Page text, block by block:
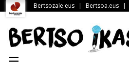
Bertsozale.eus | Bertsoa.eus |